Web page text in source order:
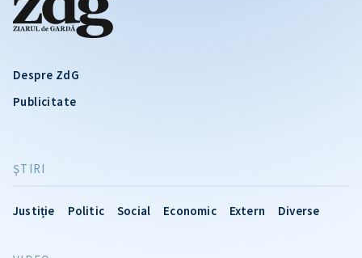
Despre ZdG
Publicitate
ŞTIRI
Justiție Politic Social Economic Extern Diverse